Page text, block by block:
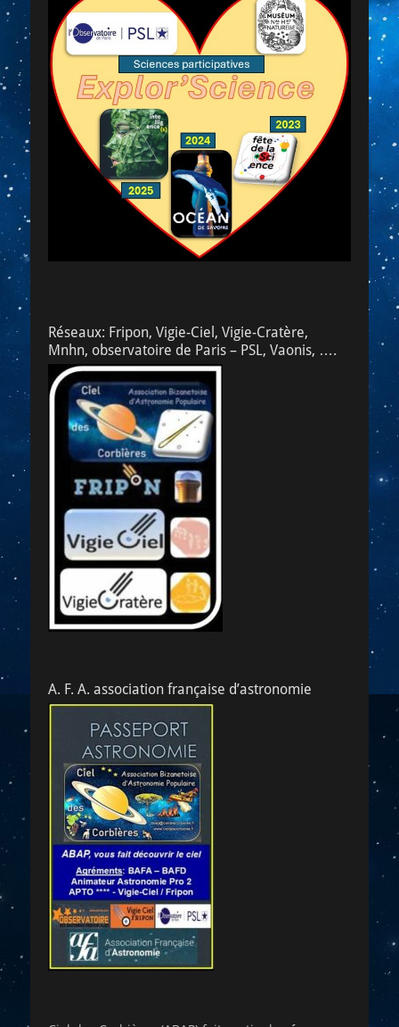
Réseaux: Fripon, Vigie-Ciel, Vigie-Cratère,
Mnhn, observatoire de Paris – PSL, Vaonis, ….
A. F. A. association française d’astronomie